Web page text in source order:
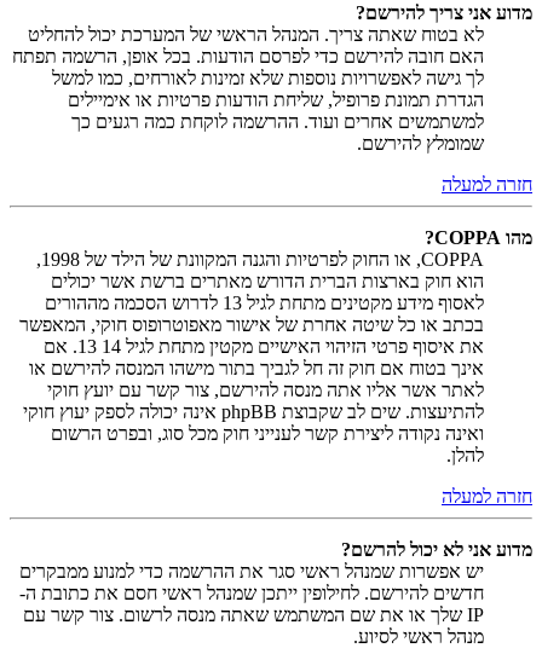
מדוע אני צריך להירשם?
לא בטוח שאתה צריך. המנהל הראשי של המערכת יכול להחליט
האם חובה להירשם כדי לפרסם הודעות. בכל אופן, הרשמה תפתח
לך גישה לאפשרויות נוספות שלא זמינות לאורחים, כמו למשל
הגדרת תמונת פרופיל, שליחת הודעות פרטיות או אימיילים
למשתמשים אחרים ועוד. ההרשמה לוקחת כמה רגעים כך
שמומלץ להירשם.
חזרה למעלה
מהו COPPA?
COPPA, או החוק לפרטיות והגנה המקוונת של הילד של 1998,
הוא חוק בארצות הברית הדורש מאתרים ברשת אשר יכולים
לאסוף מידע מקטינים מתחת לגיל 13 לדרוש הסכמה מההורים
בכתב או כל שיטה אחרת של אישור מאפוטרופוס חוקי, המאפשר
את איסוף פרטי הזיהוי האישיים מקטין מתחת לגיל 14 13. אם
אינך בטוח אם חוק זה חל לגביך בתור מישהו המנסה להירשם או
לאתר אשר אליו אתה מנסה להירשם, צור קשר עם יועץ חוקי
להתיעצות. שים לב שקבוצת phpBB אינה יכולה לספק יעוץ חוקי
ואינה נקודה ליצירת קשר לענייני חוק מכל סוג, ובפרט הרשום
להלן.
חזרה למעלה
מדוע אני לא יכול להרשם?
יש אפשרות שמנהל ראשי סגר את ההרשמה כדי למנוע ממבקרים
חדשים להירשם. לחילופין ייתכן שמנהל ראשי חסם את כתובת ה-
IP שלך או את שם המשתמש שאתה מנסה לרשום. צור קשר עם
מנהל ראשי לסיוע.